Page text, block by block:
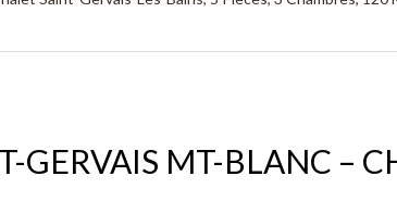
GERVAIS MT-BLANC –